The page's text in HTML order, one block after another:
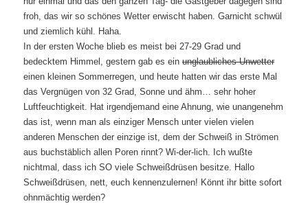
froh, das wir so schönes Wetter erwischt haben. Garnicht schwül
und ziemlich kühl. Haha.
In der ersten Woche blieb es meist bei 27-29 Grad und
bedecktem Himmel, gestern gab es einunglaubliches Unwetter
einen kleinen Sommerregen, und heute hatten wir das erste Mal
das Vergnügen von 32 Grad, Sonne und ähm… sehr hoher
Luftfeuchtigkeit. Hat irgendjemand eine Ahnung, wie unangenehm
das ist, wenn man als einziger Mensch unter vielen vielen
anderen Menschen der einzige ist, dem der Schweiß in Strömen
aus buchstäblich allen Poren rinnt? Wi-der-lich. Ich wußte
nichtmal, dass ich SO viele Schweißdrüsen besitze. Hallo
Schweißdrüsen, nett, euch kennenzulernen! Könnt ihr bitte sofort
ohnmächtig werden?